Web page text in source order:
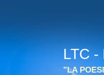
LTC -
"LA